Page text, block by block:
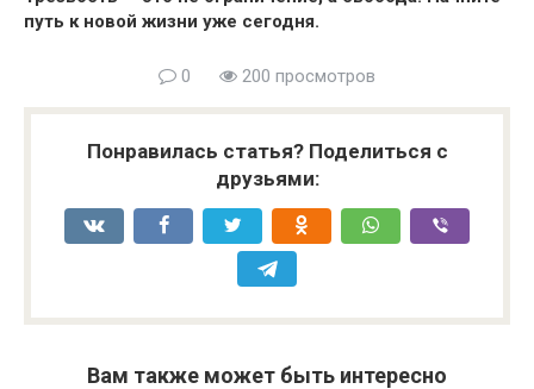
путь к новой жизни уже сегодня.
0 200 просмотров
Понравилась статья? Поделиться с
друзьями:
Вам также может быть интересно